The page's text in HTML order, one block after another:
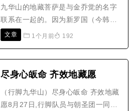
的是关于读诵地藏菩萨本愿经后的一
些感受，前面有篇文章已经谈..
九华山的地藏菩萨是与金乔觉的名字
联系在一起的。因为新罗国（今韩
国）王族金乔觉，在九华山潜修多
藏，在九华山神光岭建塔供奉。所
这是不错的。但是，九华山的地藏菩
萨金乔觉，与印度佛教史上的地藏
文章 1个月前 192
尽身心皈命 齐效地藏愿
（行脚九华山）尽身心皈命 齐效地藏
愿8月27日,行脚队员与朝圣团一同到